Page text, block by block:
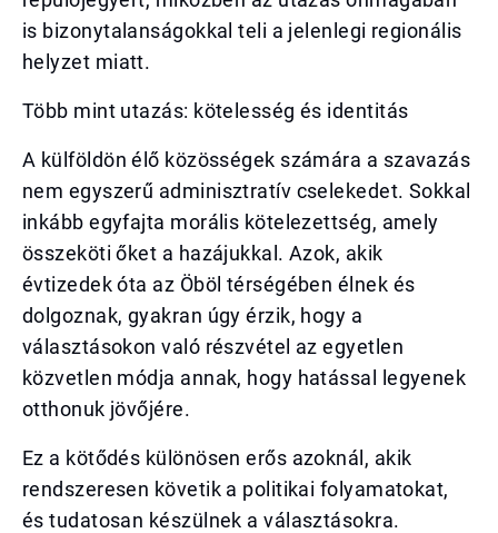
is bizonytalanságokkal teli a jelenlegi regionális
helyzet miatt.
Több mint utazás: kötelesség és identitás
A külföldön élő közösségek számára a szavazás
nem egyszerű adminisztratív cselekedet. Sokkal
inkább egyfajta morális kötelezettség, amely
összeköti őket a hazájukkal. Azok, akik
évtizedek óta az Öböl térségében élnek és
dolgoznak, gyakran úgy érzik, hogy a
választásokon való részvétel az egyetlen
közvetlen módja annak, hogy hatással legyenek
otthonuk jövőjére.
Ez a kötődés különösen erős azoknál, akik
rendszeresen követik a politikai folyamatokat,
és tudatosan készülnek a választásokra.